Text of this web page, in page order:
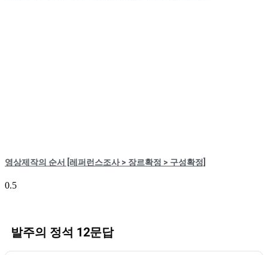
영상제작의 순서 [레퍼런스조사 > 장르확정 > 구성확정]
발주의 정석 12문답